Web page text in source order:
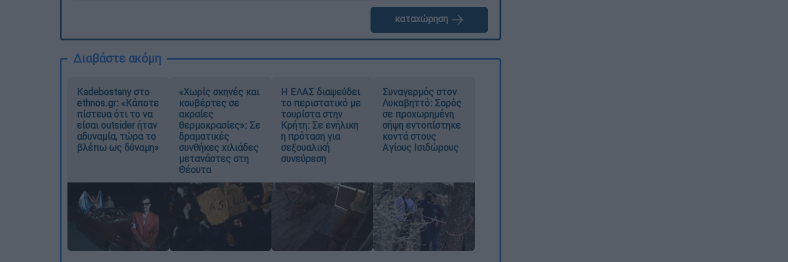
καταχώρηση
Διαβάστε ακόμη
Kadebostany στο
ethnos.gr: «Κάποτε
πίστευα ότι το να
είσαι outsider ήταν
αδυναμία, τώρα το
βλέπω ως δύναμη»
«Χωρίς σκηνές και
κουβέρτες σε
ακραίες
θερμοκρασίες»: Σε
δραματικές
συνθήκες χιλιάδες
μετανάστες στη
Θέουτα
Η ΕΛΑΣ διαψεύδει
το περιστατικό με
τουρίστα στην
Κρήτη: Σε ενήλικη
η πρόταση για
σεξουαλική
συνεύρεση
Συναγερμός στον
Λυκαβηττό: Σορός
σε προχωρημένη
σήψη εντοπίστηκε
κοντά στους
Αγίους Ισιδώρους